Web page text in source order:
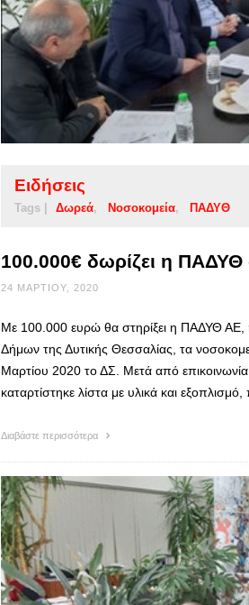
Ειδήσεις
Tags | Δωρεά Νοσοκομεία ΠΑΔΥΘ
100.000€ δωρίζει η ΠΑΔΥΘ
24 ΜΑΡΤΊΟΥ, 2020
Με 100.000 ευρώ θα στηρίξει η ΠΑΔΥΘ ΑΕ, η
Δήμων της Δυτικής Θεσσαλίας, τα
Μαρτίου 2020 το ΔΣ. Μετά από
καταρτίστηκε λίστα με υλικά και
Διαβάστε περισσότερα